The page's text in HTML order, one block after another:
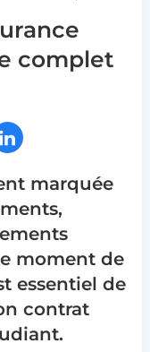
complet
marquée
moment de
essentiel de
contrat